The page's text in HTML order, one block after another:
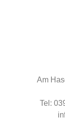
Am
Tel: